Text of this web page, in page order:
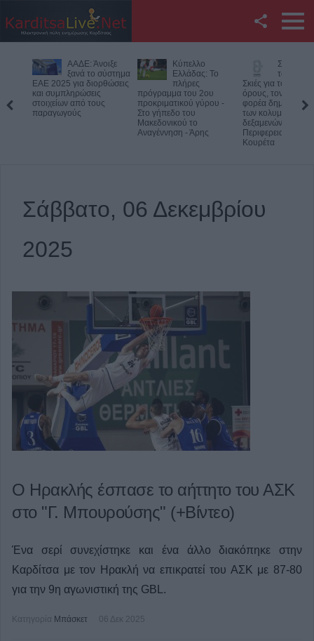
Twitter
YouTube
Αναζήτηση
KarditsaLive.Net
Κύπελλο
Ελλάδας: Το
πλήρες
πρόγραμμα του 2ου
προκριματικού γύρου -
Στο γήπεδο του
Συμμαχία Υπέρ
των Πολιτών:
Σκιές για το κόστος, τους
όρους, τον τρόπο και τον
φορέα δημοπράτησης
των κολυμβητικών
δεξαμενών της
Περιφερειακής Αρχής
Υπό
φωτιά σε
δύσβατο
στον Όλυμπο –
Παραμένουν οι
στο σημείο
Σάββατο, 06 Δεκεμβρίου
2025
Ο Ηρακλής έσπασε το αήττητο του ΑΣΚ
στο "Γ. Μπουρούσης" (+Βίντεο)
Ένα σερί συνεχίστηκε και ένα άλλο διακόπηκε στην
Καρδίτσα με τον Ηρακλή να επικρατεί του ΑΣΚ με 87-80
για την 9η αγωνιστική της GBL.
Κατηγορία Μπάσκετ 06 Δεκ 2025